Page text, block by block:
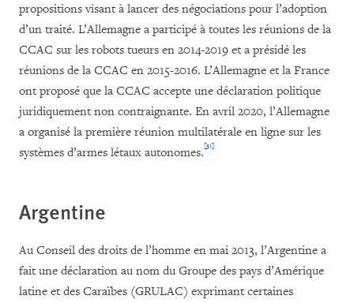
propositions visant à lancer des négociations pour l’adoption
d’un traité. L’Allemagne a participé à toutes les réunions de la
CCAC sur les robots tueurs en 2014-2019 et a présidé les
réunions de la CCAC en 2015-2016. L’Allemagne et la France
ont proposé que la CCAC accepte une déclaration politique
juridiquement non contraignante. En avril 2020, l’Allemagne
a organisé la première réunion multilatérale en ligne sur les
systèmes d’armes létaux autonomes.[31]
Argentine
Au Conseil des droits de l’homme en mai 2013, l’Argentine a
fait une déclaration au nom du Groupe des pays d’Amérique
latine et des Caraïbes (GRULAC) exprimant certaines